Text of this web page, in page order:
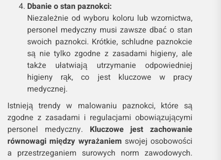
Dbanie o stan paznokci:
Niezależnie od wyboru koloru lub wzornictwa,
personel medyczny musi zawsze dbać o stan
swoich paznokci. Krótkie, schludne paznokcie
są nie tylko zgodne z zasadami higieny, ale
także ułatwiają utrzymanie odpowiedniej
higieny rąk, co jest kluczowe w pracy
medycznej.
Istnieją trendy w malowaniu paznokci, które są
zgodne z zasadami i regulacjami obowiązującymi
personel medyczny. Kluczowe jest zachowanie
równowagi między wyrażaniem swojej osobowości
a przestrzeganiem surowych norm zawodowych.